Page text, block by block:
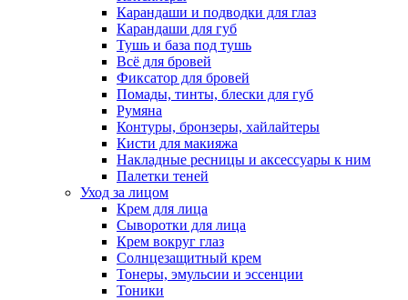
Карандаши и подводки для глаз
Карандаши для губ
Тушь и база под тушь
Всё для бровей
Фиксатор для бровей
Помады, тинты, блески для губ
Румяна
Контуры, бронзеры, хайлайтеры
Кисти для макияжа
Накладные ресницы и аксессуары к ним
Палетки теней
Уход за лицом
Крем для лица
Сыворотки для лица
Крем вокруг глаз
Солнцезащитный крем
Тонеры, эмульсии и эссенции
Тоники